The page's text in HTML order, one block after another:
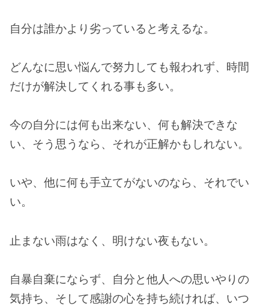
自分は誰かより劣っていると考えるな。
どんなに思い悩んで努力しても報われず、時間
だけが解決してくれる事も多い。
今の自分には何も出来ない、何も解決できな
い、そう思うなら、それが正解かもしれない。
いや、他に何も手立てがないのなら、それでい
い。
止まない雨はなく、明けない夜もない。
自暴自棄にならず、自分と他人への思いやりの
気持ち、そして感謝の心を持ち続ければ、いつ